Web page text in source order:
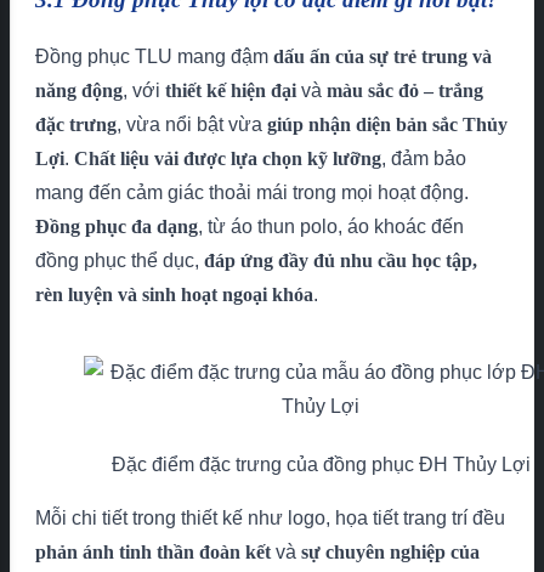
Đồng phục TLU mang đậm dấu ấn của sự trẻ trung và
năng động, với thiết kế hiện đại và màu sắc đỏ – trắng
đặc trưng, vừa nổi bật vừa giúp nhận diện bản sắc Thủy
Lợi. Chất liệu vải được lựa chọn kỹ lưỡng, đảm bảo
mang đến cảm giác thoải mái trong mọi hoạt động.
Đồng phục đa dạng, từ áo thun polo, áo khoác đến
đồng phục thể dục, đáp ứng đầy đủ nhu cầu học tập,
rèn luyện và sinh hoạt ngoại khóa.
Đặc điểm đặc trưng của đồng phục ĐH Thủy Lợi
Mỗi chi tiết trong thiết kế như logo, họa tiết trang trí đều
phản ánh tinh thần đoàn kết và sự chuyên nghiệp của